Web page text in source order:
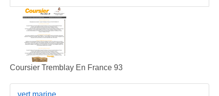
Coursier Tremblay En France 93